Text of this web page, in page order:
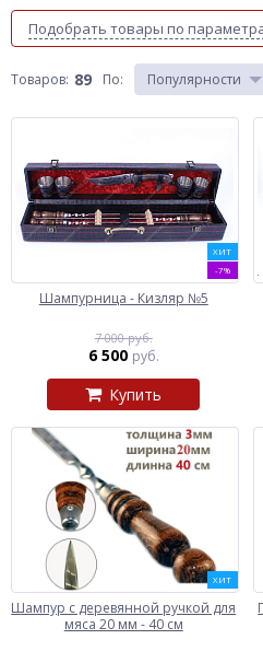
Подобрать товары по
Товаров: 89 По: Популярности
ХИТ
-7%
Шампурница - Кизляр №5
7 000 руб.
6 500 руб.
Купить
ХИТ
Шампур с деревянной ручкой для
мяса 20 мм - 40 см